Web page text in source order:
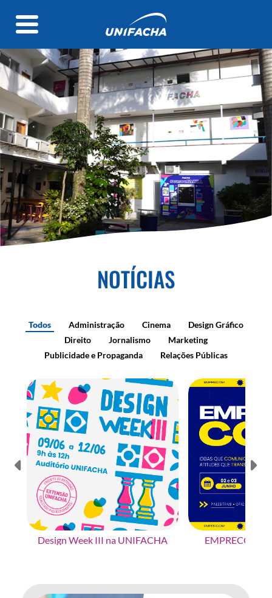
NOTÍCIAS
Todos Administração Cinema
Design Gráfico
Direito
Jornalismo
Marketing
Publicidade e Propaganda
Relações Públicas
Design Week III na UNIFACHA EMPRECOM